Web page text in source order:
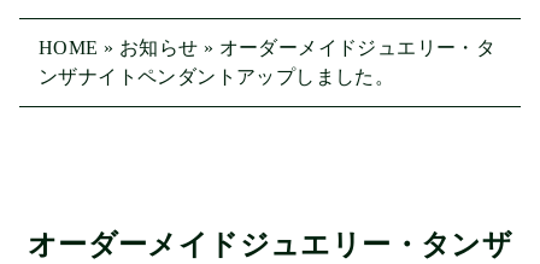
HOME » お知らせ » オーダーメイドジュエリー・タ
ンザナイトペンダントアップしました。
オーダーメイドジュエリー・タンザ